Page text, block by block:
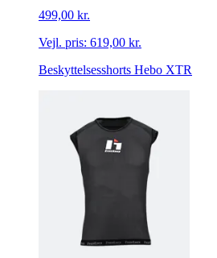
499,00 kr.
Vejl. pris: 619,00 kr.
Beskyttelsesshorts Hebo XTR